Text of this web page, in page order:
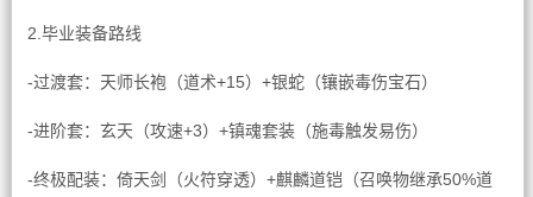
2.毕业装备路线
-过渡套：天师长袍（道术+15）+银蛇（镶嵌毒伤宝石）
-进阶套：玄天（攻速+3）+镇魂套装（施毒触发易伤）
-终极配装：倚天剑（火符穿透）+麒麟道铠（召唤物继承50%道